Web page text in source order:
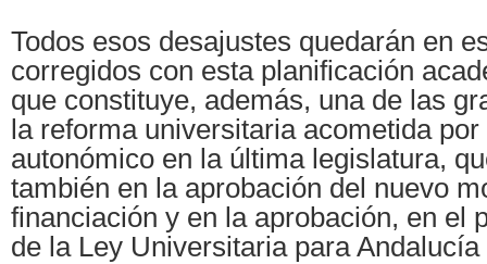
Todos esos desajustes quedarán en
corregidos con esta planificación
que constituye, además, una de las
la reforma universitaria acometida
autonómico en la última legislatura,
también en la aprobación del nuevo
financiación y en la aprobación, en el
de la Ley Universitaria para Andalucía